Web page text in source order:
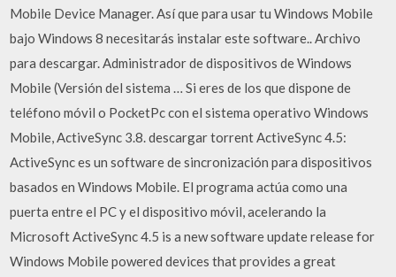
Mobile Device Manager. Así que para usar tu Windows Mobile
bajo Windows 8 necesitarás instalar este software.. Archivo
para descargar. Administrador de dispositivos de Windows
Mobile (Versión del sistema … Si eres de los que dispone de
teléfono móvil o PocketPc con el sistema operativo Windows
Mobile, ActiveSync 3.8. descargar torrent ActiveSync 4.5:
ActiveSync es un software de sincronización para dispositivos
basados en Windows Mobile. El programa actúa como una
puerta entre el PC y el dispositivo móvil, acelerando la
Microsoft ActiveSync 4.5 is a new software update release for
Windows Mobile powered devices that provides a great